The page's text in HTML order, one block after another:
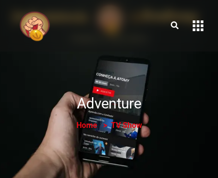
Adventure
Home TV Show